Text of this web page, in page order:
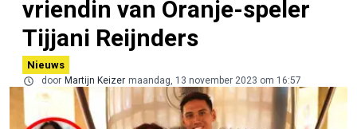
vriendin van Oranje-speler
Tijjani Reijnders
Nieuws
door Martijn Keizer maandag, 13 november 2023 om 16:57